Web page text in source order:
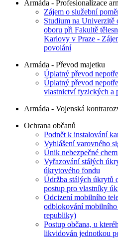
Armáda - Profesionalizace
Zájem o služební
Studium na Univerzitě
oboru při Fakultě
Karlovy v Praze -
povolání
Armáda - Převod majetku
Úplatný převod
Úplatný převod
vlastnictví fyzických a
Armáda - Vojenská
Ochrana občanů
Podnět k instalování
Vyhlášení varovného
Únik nebezpečné
Vyřazování stálých
úkrytového fondu
Údržba stálých úkrytů
postup pro vlastníky
Odcizení mobilního
odblokování
republiky)
Postup občana, u
likvidován jednotkou